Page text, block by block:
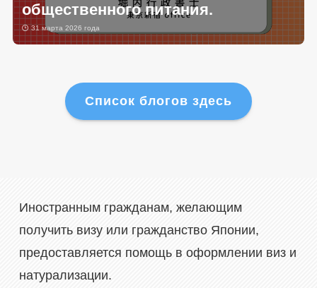
общественного питания.
31 марта 2026 года
Список блогов здесь
Иностранным гражданам, желающим
получить визу или гражданство Японии,
предоставляется помощь в оформлении виз и
натурализации.